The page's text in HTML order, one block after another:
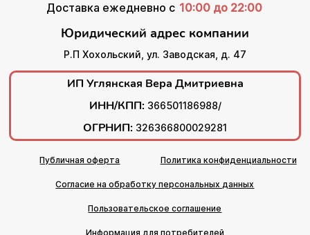
Доставка ежедневно с 10:00 до 22:00
Юридический адрес компании
Р.П Хохольский, ул. Заводская, д. 47
ИП Углянская Вера Дмитриевна
ИНН/КПП: 366501186988/
ОГРНИП: 326366800029281
Публичная оферта Политика конфиденциальности
Согласие на обработку персональных данных
Пользовательское соглашение
Информация для потребителей